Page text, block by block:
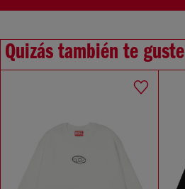
Quizás también te guste